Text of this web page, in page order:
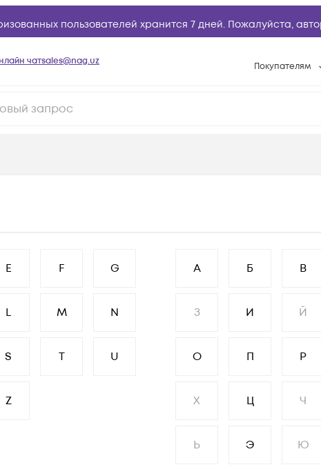
пользователей хранится 7 дней. Пожалуйста,
чатsales@nag.uz Покупателям
E F G
L M N
S T U
Z
А Б В
З И Й
О П Р
Х Ц Ч
Ь Э Ю